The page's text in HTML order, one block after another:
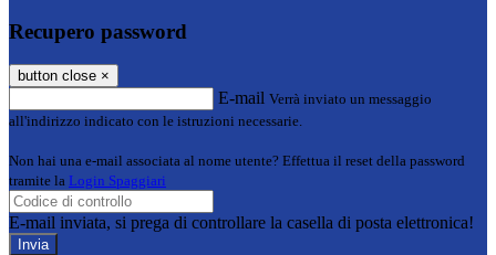
Recupero password
button close ×
E-mail Verrà inviato un messaggio
all'indirizzo indicato con le istruzioni necessarie.
Non hai una e-mail associata al nome utente? Effettua il reset della password
tramite la Login Spaggiari
E-mail inviata, si prega di controllare la casella di posta elettronica!